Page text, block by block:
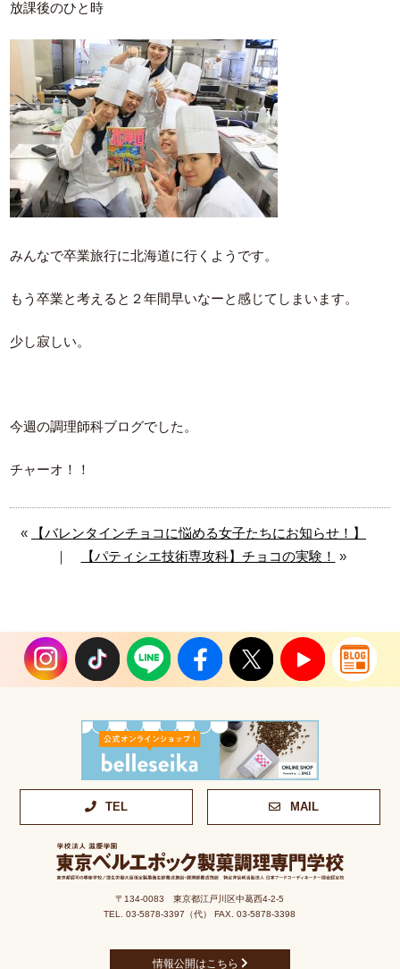
放課後のひと時
みんなで卒業旅行に北海道に行くようです。
もう卒業と考えると２年間早いなーと感じてしまいます。
少し寂しい。
今週の調理師科ブログでした。
チャーオ！！
«
【バレンタインチョコに悩める女子たちにお知らせ！】
【パティシエ技術専攻科】チョコの実験！ »
TEL MAIL
〒134-0083 東京都江戸川区中葛西4-2-5
TEL. 03-5878-3397（代） FAX. 03-5878-3398
情報公開はこちら